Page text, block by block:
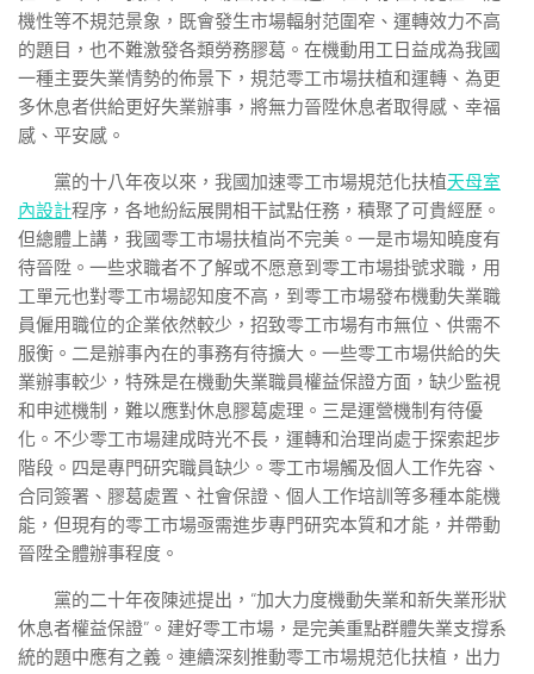
機性等不規范景象，既會發生市場輻射范圍窄、運轉效力不高
的題目，也不難激發各類勞務膠葛。在機動用工日益成為我國
一種主要失業情勢的佈景下，規范零工市場扶植和運轉、為更
多休息者供給更好失業辦事，將無力晉陞休息者取得感、幸福
感、平安感。
黨的十八年夜以來，我國加速零工市場規范化扶植天母室
內設計程序，各地紛紜展開相干試點任務，積聚了可貴經歷。
但總體上講，我國零工市場扶植尚不完美。一是市場知曉度有
待晉陞。一些求職者不了解或不愿意到零工市場掛號求職，用
工單元也對零工市場認知度不高，到零工市場發布機動失業職
員僱用職位的企業依然較少，招致零工市場有市無位、供需不
服衡。二是辦事內在的事務有待擴大。一些零工市場供給的失
業辦事較少，特殊是在機動失業職員權益保證方面，缺少監視
和申述機制，難以應對休息膠葛處理。三是運營機制有待優
化。不少零工市場建成時光不長，運轉和治理尚處于探索起步
階段。四是專門研究職員缺少。零工市場觸及個人工作先容、
合同簽署、膠葛處置、社會保證、個人工作培訓等多種本能機
能，但現有的零工市場亟需進步專門研究本質和才能，并帶動
晉陞全體辦事程度。
黨的二十年夜陳述提出，“加大力度機動失業和新失業形狀
休息者權益保證”。建好零工市場，是完美重點群體失業支撐系
統的題中應有之義。連續深刻推動零工市場規范化扶植，出力